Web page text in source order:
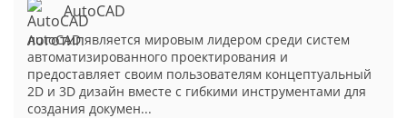
AutoCAD
AutoCAD является мировым лидером среди систем
автоматизированного проектирования и
предоставляет своим пользователям концептуальный
2D и 3D дизайн вместе с гибкими инструментами для
создания докумен...